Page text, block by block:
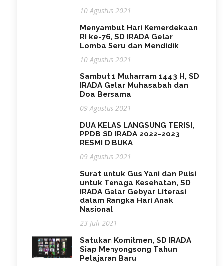
10 Agustus 2021
Menyambut Hari Kemerdekaan
RI ke-76, SD IRADA Gelar
Lomba Seru dan Mendidik
10 Agustus 2021
Sambut 1 Muharram 1443 H, SD
IRADA Gelar Muhasabah dan
Doa Bersama
09 Agustus 2021
DUA KELAS LANGSUNG TERISI,
PPDB SD IRADA 2022-2023
RESMI DIBUKA
09 Agustus 2021
Surat untuk Gus Yani dan Puisi
untuk Tenaga Kesehatan, SD
IRADA Gelar Gebyar Literasi
dalam Rangka Hari Anak
Nasional
23 Juli 2021
Satukan Komitmen, SD IRADA
Siap Menyongsong Tahun
Pelajaran Baru